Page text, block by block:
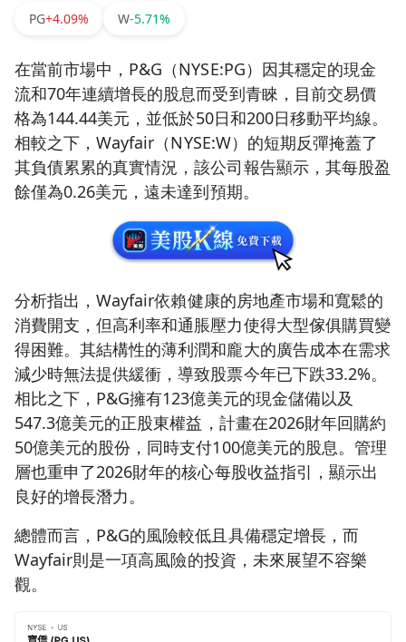
PG+4.09% W-5.71%
在當前市場中，P&G（NYSE:PG）因其穩定的現金
流和70年連續增長的股息而受到青睞，目前交易價
格為144.44美元，並低於50日和200日移動平均線。
相較之下，Wayfair（NYSE:W）的短期反彈掩蓋了
其負債累累的真實情況，該公司報告顯示，其每股盈
餘僅為0.26美元，遠未達到預期。
分析指出，Wayfair依賴健康的房地產市場和寬鬆的
消費開支，但高利率和通脹壓力使得大型傢俱購買變
得困難。其結構性的薄利潤和龐大的廣告成本在需求
減少時無法提供緩衝，導致股票今年已下跌33.2%。
相比之下，P&G擁有123億美元的現金儲備以及
547.3億美元的正股東權益，計畫在2026財年回購約
50億美元的股份，同時支付100億美元的股息。管理
層也重申了2026財年的核心每股收益指引，顯示出
良好的增長潛力。
總體而言，P&G的風險較低且具備穩定增長，而
Wayfair則是一項高風險的投資，未來展望不容樂
觀。